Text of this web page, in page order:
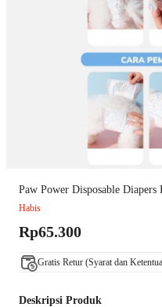
Paw Power Disposable
Habis
Rp65.300
Gratis Retur (Syarat dan
Deskripsi Produk